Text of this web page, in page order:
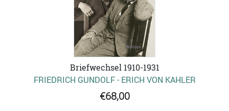
Briefwechsel 1910-1931
FRIEDRICH GUNDOLF - ERICH VON KAHLER
€68,00